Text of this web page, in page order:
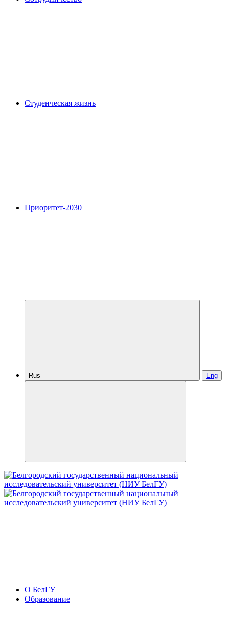
Студенческая жизнь
Приоритет-2030
Rus Eng
О БелГУ
Образование